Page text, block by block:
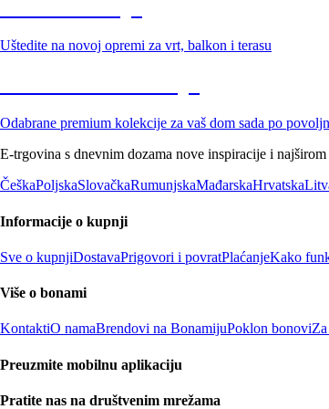
Uštedite na novoj opremi za vrt, balkon i terasu
Odabrane premium kolekcije za vaš dom sada po
E-trgovina s dnevnim dozama nove inspiracije i
ČeškaPoljskaSlovačkaRumunjskaMađarskaHrvatska
Informacije o kupnji
Sve o kupnjiDostavaPrigovori i povratPlaćanjeKako
Više o bonami
KontaktiO namaBrendovi na BonamijuPoklon bonovi
Preuzmite mobilnu aplikaciju
Pratite nas na društvenim mrežama